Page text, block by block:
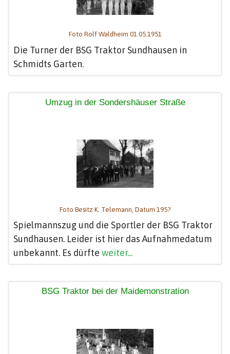
Foto Rolf Waldheim 01.05.1951
Die Turner der BSG Traktor Sundhausen in
Schmidts Garten.
Umzug in der Sondershäuser Straße
Foto Besitz K. Telemann, Datum 195?
Spielmannszug und die Sportler der BSG Traktor
Sundhausen. Leider ist hier das Aufnahmedatum
unbekannt. Es dürfte weiter...
BSG Traktor bei der Maidemonstration